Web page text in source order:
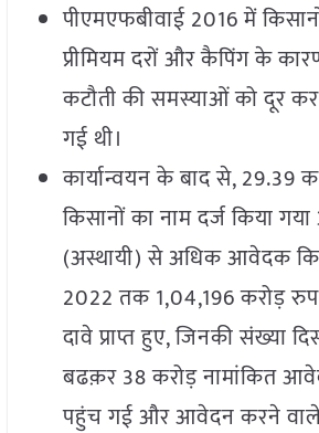
पीएमएफबीवाई 2016 में
प्रीमियम दरों और कैपिंग के
कटौती की समस्याओं को दूर
गई थी।
कार्यान्वयन के बाद से, 29.39
किसानों का नाम दर्ज किया
(अस्थायी) से अधिक आवेदक
2022 तक 1,04,196 करोड़
दावे प्राप्त हुए, जिनकी संख्या
बढक़र 38 करोड़ नामांकित
पहुंच गई और आवेदन करने वाले